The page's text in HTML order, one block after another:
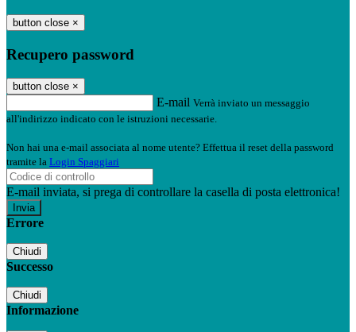
button close ×
Recupero password
button close ×
E-mail Verrà inviato un messaggio
all'indirizzo indicato con le istruzioni necessarie.
Non hai una e-mail associata al nome utente? Effettua il reset della password
tramite la Login Spaggiari
E-mail inviata, si prega di controllare la casella di posta elettronica!
Errore
Chiudi
Successo
Chiudi
Informazione